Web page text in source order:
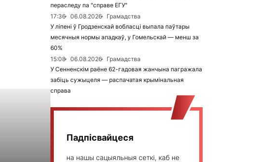
пераследу па "справе ЕГУ"
17:36
06.08.2026
Грамадства
У ліпені ў Гродзенскай вобласці выпала паўтары
месячныя нормы ападкаў, у Гомельскай — менш за
60%
15:08
06.08.2026
Грамадства
У Сенненскім раёне 62-гадовая жанчына пагражала
забіць сужыцеля — распачатая крымінальная
справа
Падпісвайцеся
на нашы сацыяльныя сеткі, каб не